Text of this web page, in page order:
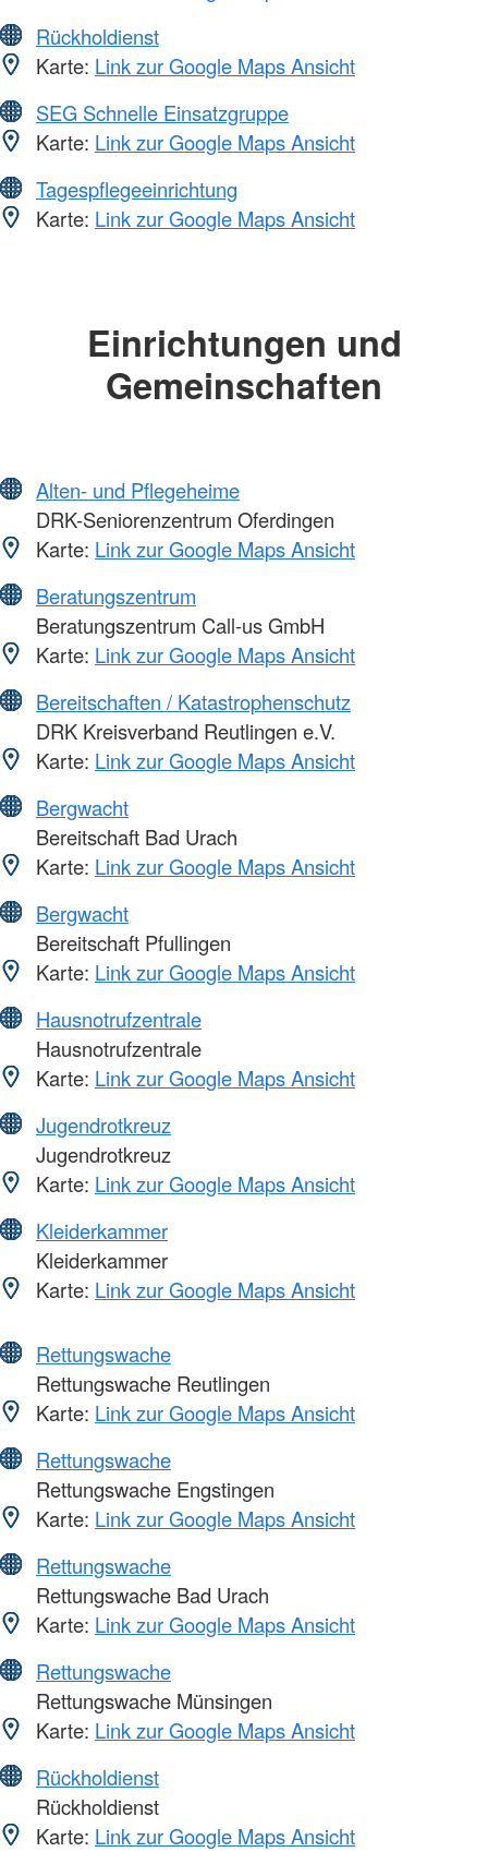
Rückholdienst
Karte: Link zur Google Maps Ansicht
SEG Schnelle Einsatzgruppe
Karte: Link zur Google Maps Ansicht
Tagespflegeeinrichtung
Karte: Link zur Google Maps Ansicht
Einrichtungen und
Gemeinschaften
Alten- und Pflegeheime
DRK-Seniorenzentrum Oferdingen
Karte: Link zur Google Maps Ansicht
Beratungszentrum
Beratungszentrum Call-us GmbH
Karte: Link zur Google Maps Ansicht
Bereitschaften / Katastrophenschutz
DRK Kreisverband Reutlingen e.V.
Karte: Link zur Google Maps Ansicht
Bergwacht
Bereitschaft Bad Urach
Karte: Link zur Google Maps Ansicht
Bergwacht
Bereitschaft Pfullingen
Karte: Link zur Google Maps Ansicht
Hausnotrufzentrale
Hausnotrufzentrale
Karte: Link zur Google Maps Ansicht
Jugendrotkreuz
Jugendrotkreuz
Karte: Link zur Google Maps Ansicht
Kleiderkammer
Kleiderkammer
Karte: Link zur Google Maps Ansicht
Rettungswache
Rettungswache Reutlingen
Karte: Link zur Google Maps Ansicht
Rettungswache
Rettungswache Engstingen
Karte: Link zur Google Maps Ansicht
Rettungswache
Rettungswache Bad Urach
Karte: Link zur Google Maps Ansicht
Rettungswache
Rettungswache Münsingen
Karte: Link zur Google Maps Ansicht
Rückholdienst
Rückholdienst
Karte: Link zur Google Maps Ansicht